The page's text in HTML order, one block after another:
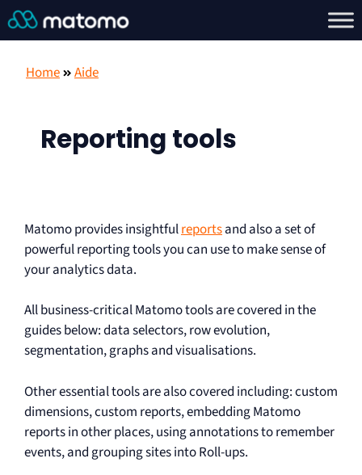
Home Aide
Reporting tools
Matomo provides insightfulreportsand also a set of
powerful reporting tools you can use to make sense of
your analytics data.
All business-critical Matomo tools are covered in the
guides below: data selectors, row evolution,
segmentation, graphs and visualisations.
Other essential tools are also covered including: custom
dimensions, custom reports, embedding Matomo
reports in other places, using annotations to remember
events, and grouping sites into Roll-ups.